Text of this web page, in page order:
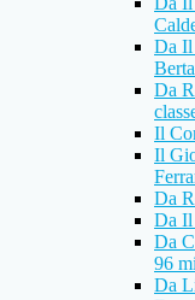
Da Il
Da
Il
Il
Da
Da Il
Da
96
Da